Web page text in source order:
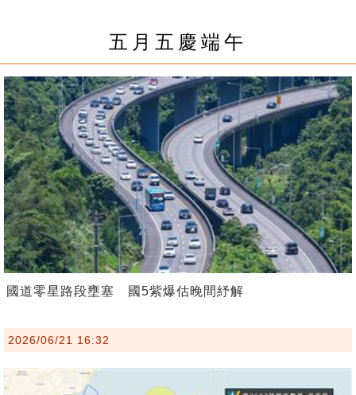
五月五慶端午
國道零星路段壅塞 國5紫爆估晚間紓解
2026/06/21 16:32